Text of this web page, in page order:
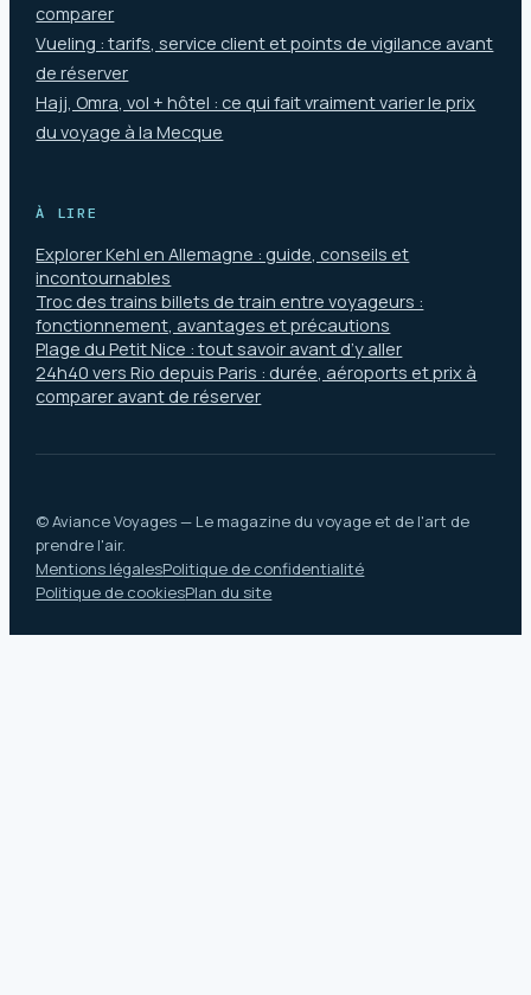
comparer
Vueling : tarifs, service client et points de vigilance avant
de réserver
Hajj, Omra, vol + hôtel : ce qui fait vraiment varier le prix
du voyage à la Mecque
À LIRE
Explorer Kehl en Allemagne : guide, conseils et
incontournables
Troc des trains billets de train entre voyageurs :
fonctionnement, avantages et précautions
Plage du Petit Nice : tout savoir avant d’y aller
24h40 vers Rio depuis Paris : durée, aéroports et prix à
comparer avant de réserver
© Aviance Voyages — Le magazine du voyage et de l'art de
prendre l'air.
Mentions légalesPolitique de confidentialité
Politique de cookiesPlan du site